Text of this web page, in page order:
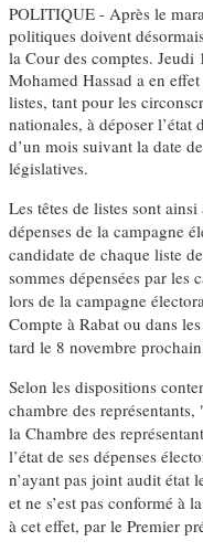
POLITIQUE - Après le
politiques doivent
la Cour des comptes.
Mohamed Hassad a en
listes, tant pour les
nationales, à déposer l’état
d’un mois suivant la date
législatives.
Les têtes de listes sont
dépenses de la campagne
candidate de chaque liste
sommes dépensées par les
lors de la campagne
Compte à Rabat ou dans
tard le 8 novembre
Selon les dispositions
chambre des
la Chambre des
l’état de ses dépenses
n’ayant pas joint audit état
et ne s’est pas conformé à
à cet effet, par le Premier